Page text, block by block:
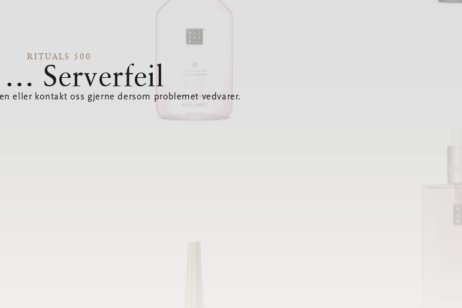
RITUALS 500
Serverfeil
eller kontakt oss gjerne dersom problemet vedvarer.